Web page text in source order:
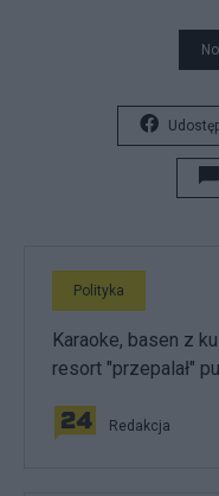
Polityka
Karaoke, basen z
resort "przepalał"
Redakcja